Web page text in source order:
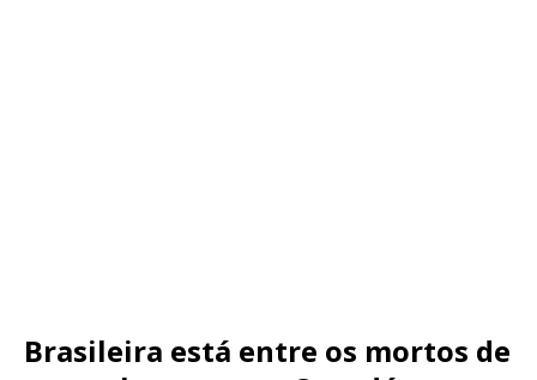
Brasileira está entre os mortos de